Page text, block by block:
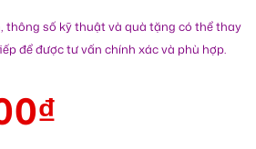
thông số kỹ thuật và quà tặng có thể thay
để được tư vấn chính xác và phù hợp.
₫